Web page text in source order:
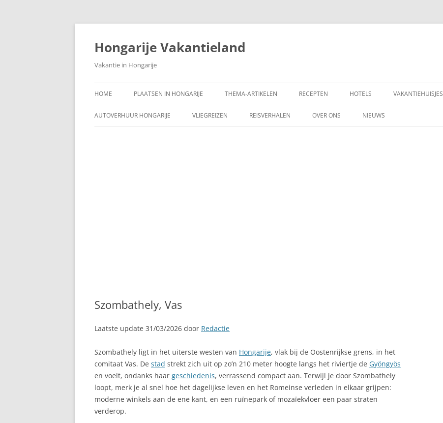
Ga
inhoud
Hongarije Vakantieland
Vakantie in Hongarije
HOME PLAATSEN IN HONGARIJE THEMA-ARTIKELEN RECEPTEN HOTELS VAKANTIEHUISJES
AUTOVERHUUR HONGARIJE VLIEGREIZEN REISVERHALEN OVER ONS NIEUWS
Szombathely, Vas
Laatste update 31/03/2026 door Redactie
Szombathely ligt in het uiterste westen van Hongarije, vlak bij de Oostenrijkse grens, in het
comitaat Vas. De stad strekt zich uit op zo’n 210 meter hoogte langs het riviertje de Gyöngyös
en voelt, ondanks haar geschiedenis, verrassend compact aan. Terwijl je door Szombathely
loopt, merk je al snel hoe het dagelijkse leven en het Romeinse verleden in elkaar grijpen:
moderne winkels aan de ene kant, en een ruïnepark of mozaïekvloer een paar straten
verderop.